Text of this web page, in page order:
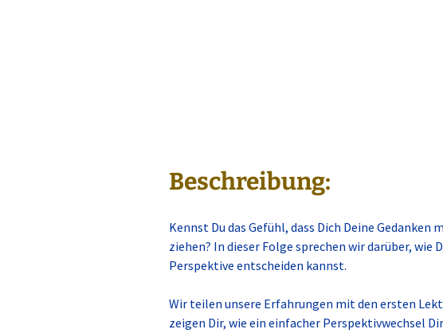
Beschreibung:
Kennst Du das Gefühl, dass Dich Deine
ziehen? In dieser Folge sprechen wir darüber, wie
Perspektive entscheiden kannst.
Wir teilen unsere Erfahrungen mit den ersten
zeigen Dir, wie ein einfacher Perspektivwechsel